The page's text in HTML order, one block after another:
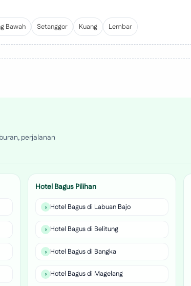
Bawah Setanggor Kuang Lembar
perjalanan
Hotel Bagus Pilihan
Hotel Bagus di Labuan Bajo
Hotel Bagus di Belitung
Hotel Bagus di Bangka
Hotel Bagus di Magelang